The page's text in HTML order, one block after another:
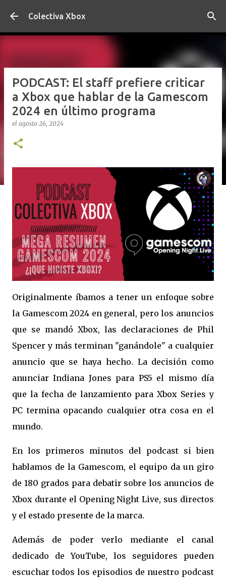
Ir al contenido principal
Colectiva Xbox
PODCAST: El staff prefiere criticar
a Xbox que hablar de la Gamescom
2024 en último programa
el agosto 26, 2024
Originalmente íbamos a tener un enfoque sobre
la Gamescom 2024 en general, pero los anuncios
que se mandó Xbox, las declaraciones de Phil
Spencer y más terminan "ganándole" a cualquier
anuncio que se haya hecho. La decisión como
anunciar Indiana Jones para PS5 el mismo día
que la fecha de lanzamiento para Xbox Series y
PC termina opacando cualquier otra cosa en el
mundo.
En los primeros minutos del podcast si bien
hablamos de la Gamescom, el equipo da un giro
de 180 grados para debatir sobre los anuncios de
Xbox durante el Opening Night Live, sus directos
y el estado presente de la marca.
Además de poder verlo mediante el canal
dedicado de YouTube, los seguidores pueden
escuchar todos los episodios de nuestro podcast